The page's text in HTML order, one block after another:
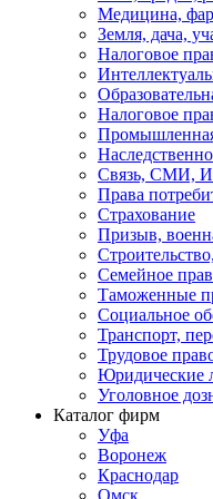
Медицина,
Земля, дача,
Налоговое
Налоговое
Промышленная
Связь, СМИ,
Права
Страхование
Призыв,
Семейное
Таможенные
Социальное
Транспорт,
Трудовое
Юридические
Уголовное
Каталог фирм
Уфа
Воронеж
Краснодар
Омск